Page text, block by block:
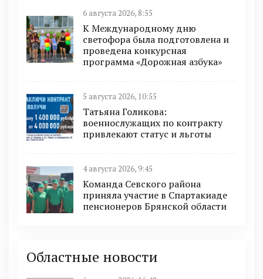
6 августа 2026, 8:55
К Международному дню
светофора была подготовлена и
проведена конкурсная
программа «Дорожная азбука»
5 августа 2026, 10:55
Татьяна Голикова:
военнослужащих по контракту
привлекают статус и льготы
4 августа 2026, 9:45
Команда Севского района
приняла участие в Спартакиаде
пенсионеров Брянской области
Областные новости